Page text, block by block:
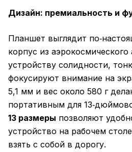
Дизайн: премиальность и
Планшет выглядит
корпус из
устройству солидности,
фокусируют внимание на
5,1 мм и вес около 580 г
портативным для
13 размеры позволяют
устройство на рабочем
взять с собой в дорогу.